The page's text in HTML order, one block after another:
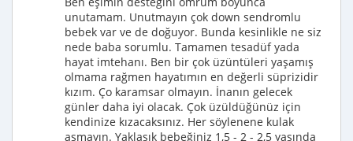
unutamam. Unutmayın çok down sendromlu
bebek var ve de doğuyor. Bunda kesinlikle ne siz
nede baba sorumlu. Tamamen tesadüf yada
hayat imtehanı. Ben bir çok üzüntüleri yaşamış
olmama rağmen hayatımın en değerli süprizidir
kızım. Ço karamsar olmayın. İnanın gelecek
günler daha iyi olacak. Çok üzüldüğünüz için
kendinize kızacaksınız. Her söylenene kulak
asmayın. Yaklaşık bebeğiniz 1,5 - 2 - 2,5 yaşında